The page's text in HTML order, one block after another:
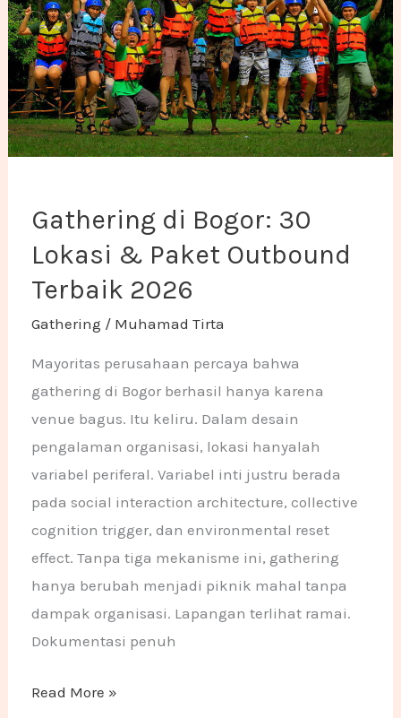
Gathering di Bogor: 30
Lokasi & Paket Outbound
Terbaik 2026
Gathering / Muhamad Tirta
Mayoritas perusahaan percaya bahwa
gathering di Bogor berhasil hanya karena
venue bagus. Itu keliru. Dalam desain
pengalaman organisasi, lokasi hanyalah
variabel periferal. Variabel inti justru berada
pada social interaction architecture, collective
cognition trigger, dan environmental reset
effect. Tanpa tiga mekanisme ini, gathering
hanya berubah menjadi piknik mahal tanpa
dampak organisasi. Lapangan terlihat ramai.
Dokumentasi penuh
Read More »